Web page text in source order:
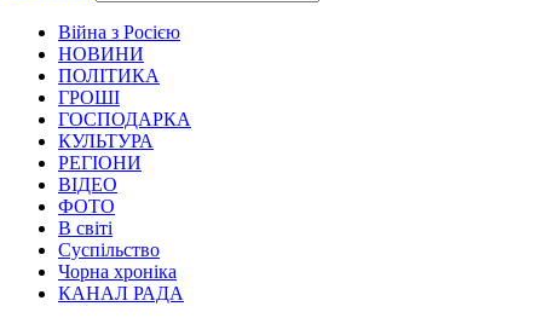
Війна з Росією
НОВИНИ
ПОЛІТИКА
ГРОШІ
ГОСПОДАРКА
КУЛЬТУРА
РЕГІОНИ
ВІДЕО
ФОТО
В світі
Суспільство
Чорна хроніка
КАНАЛ РАДА